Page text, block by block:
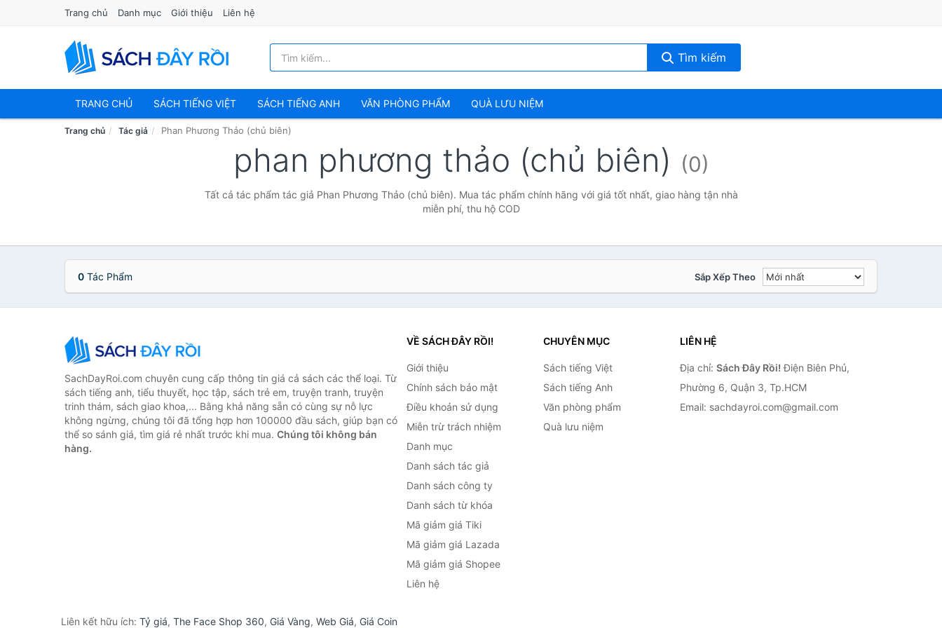
Trang chủ Danh mục Giới thiệu Liên hệ
Tìm kiếm
TRANG CHỦ SÁCH TIẾNG VIỆT SÁCH TIẾNG ANH VĂN PHÒNG PHẨM QUÀ LƯU NIỆM
Trang chủ Tác giả Phan Phương Thảo (chủ biên)
phan phương thảo (chủ biên) (0)
Tất cả tác phẩm tác giả Phan Phương Thảo (chủ biên). Mua tác phẩm chính hãng với giá tốt nhất, giao hàng tận nhà
miễn phí, thu hộ COD
0 Tác Phẩm Sắp Xếp Theo
SachDayRoi.com chuyên cung cấp thông tin giá cả sách các thể loại. Từ
sách tiếng anh, tiểu thuyết, học tập, sách trẻ em, truyện tranh, truyện
trinh thám, sách giao khoa,... Bằng khả năng sẵn có cùng sự nỗ lực
không ngừng, chúng tôi đã tổng hợp hơn 100000 đầu sách, giúp bạn có
thể so sánh giá, tìm giá rẻ nhất trước khi mua. Chúng tôi không bán
hàng.
VỀ SÁCH ĐÂY RỒI!
Giới thiệu
Chính sách bảo mật
Điều khoản sử dụng
Miễn trừ trách nhiệm
Danh mục
Danh sách tác giả
Danh sách công ty
Danh sách từ khóa
Mã giảm giá Tiki
Mã giảm giá Lazada
Mã giảm giá Shopee
Liên hệ
CHUYÊN MỤC
Sách tiếng Việt
Sách tiếng Anh
Văn phòng phẩm
Quà lưu niệm
LIÊN HỆ
Địa chỉ: Sách Đây Rồi! Điện Biên Phủ,
Phường 6, Quận 3, Tp.HCM
Email: sachdayroi.com@gmail.com
Liên kết hữu ích: Tỷ giá, The Face Shop 360, Giá Vàng, Web Giá, Giá Coin